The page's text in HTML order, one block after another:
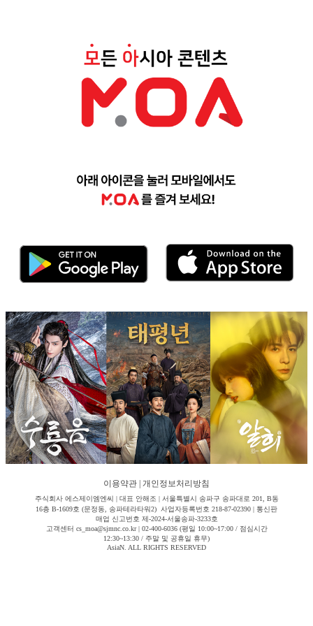
이용약관 개인정보처리방침
주식회사 에스제이엠엔씨 | 대표 안해조 | 서울특별시 송파구 송파대로 201, B동
16층 B-1609호 (문정동, 송파테라타워2) 사업자등록번호 218-87-02390 | 통신판
매업 신고번호 제-2024-서울송파-3233호
고객센터 cs_moa@sjmnc.co.kr | 02-400-6036 (평일 10:00~17:00 / 점심시간
12:30~13:30 / 주말 및 공휴일 휴무)
AsiaN. ALL RIGHTS RESERVED